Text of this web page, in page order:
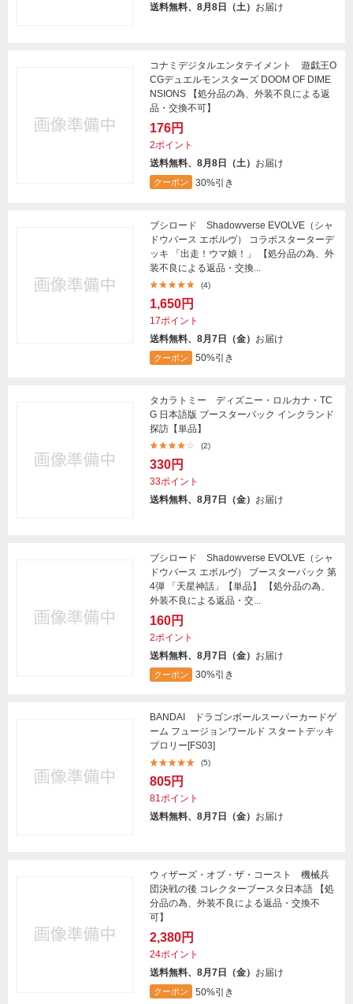
送料無料、8月8日（土） お届け
コナミデジタルエンタテイメント 遊戯王O
CGデュエルモンスターズ DOOM OF DIME
NSIONS 【処分品の為、外装不良による返
品・交換不可】
176円
2ポイント
送料無料、8月8日（土） お届け
クーポン 30%引き
ブシロード Shadowverse EVOLVE（シャ
ドウバース エボルヴ） コラボスターターデ
ッキ 「出走！ウマ娘！」 【処分品の為、外
装不良による返品・交換...
(4)
1,650円
17ポイント
送料無料、8月7日（金） お届け
クーポン 50%引き
タカラトミー ディズニー・ロルカナ・TC
G 日本語版 ブースターパック インクランド
探訪【単品】
(2)
330円
33ポイント
送料無料、8月7日（金） お届け
ブシロード Shadowverse EVOLVE（シャ
ドウバース エボルヴ） ブースターパック 第
4弾 「天星神話」【単品】 【処分品の為、
外装不良による返品・交...
160円
2ポイント
送料無料、8月7日（金） お届け
クーポン 30%引き
BANDAI ドラゴンボールスーパーカードゲ
ーム フュージョンワールド スタートデッキ
ブロリー[FS03]
(5)
805円
81ポイント
送料無料、8月7日（金） お届け
ウィザーズ・オブ・ザ・コースト 機械兵
団決戦の後 コレクターブースタ日本語 【処
分品の為、外装不良による返品・交換不
可】
2,380円
24ポイント
送料無料、8月7日（金） お届け
クーポン 50%引き